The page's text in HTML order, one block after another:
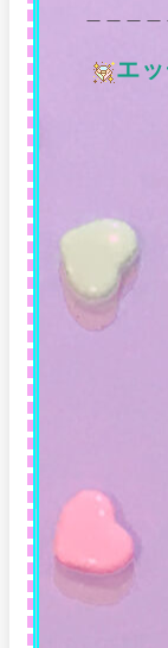
＿＿＿
エ